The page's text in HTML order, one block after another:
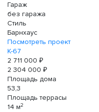
Гараж
без гаража
Стиль
Барнхаус
Посмотреть проект
К-67
2 711 000 ₽
2 304 000 ₽
Площадь дома
53,3
Площадь террасы
14 м2